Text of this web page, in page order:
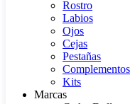
Rostro
Labios
Ojos
Cejas
Pestañas
Complementos
Kits
Marcas